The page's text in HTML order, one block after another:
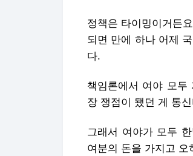
정책은 타이밍이거든
되면 만에 하나 어제
다.
책임론에서 여야 모
장 쟁점이 됐던 게 통
그래서 여야가 모두
여분의 돈을 가지고